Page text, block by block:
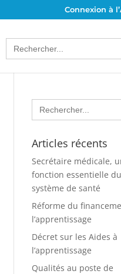
Connexion à
Search
for:
Search
for:
Articles récents
Secrétaire médicale,
fonction essentielle du
système de santé
Réforme du
l’apprentissage
Décret sur les Aides à
l’apprentissage
Qualités au poste de